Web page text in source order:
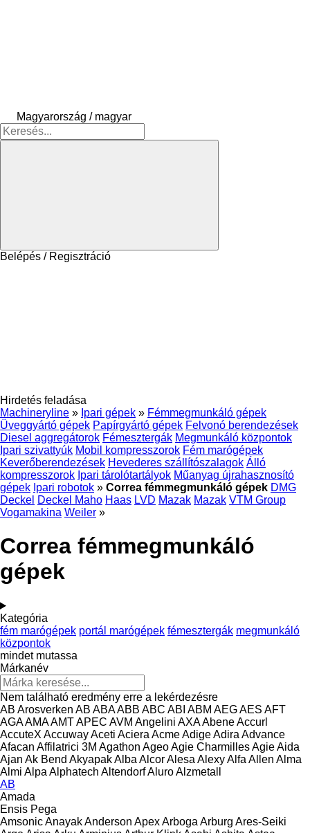
Magyarország / magyar
Belépés / Regisztráció
Hirdetés feladása
Machineryline » Ipari gépek » Fémmegmunkáló gépek
Üveggyártó gépek Papírgyártó gépek Felvonó berendezések
Diesel aggregátorok Fémesztergák Megmunkáló központok
Ipari szivattyúk Mobil kompresszorok Fém marógépek
Keverőberendezések Hevederes szállítószalagok Álló
kompresszorok Ipari tárolótartályok Műanyag újrahasznosító
gépek Ipari robotok » Correa fémmegmunkáló gépek DMG
Deckel Deckel Maho Haas LVD Mazak Mazak VTM Group
Vogamakina Weiler »
Correa fémmegmunkáló
gépek
Kategória
fém marógépek portál marógépek fémesztergák megmunkáló
központok
mindet mutassa
Márkanév
Nem található eredmény erre a lekérdezésre
AB Arosverken AB ABAABB ABC ABI ABM AEGAES AFT
AGAAMAAMTAPEC AVM Angelini AXAAbeneAccurl
AccuteX AccuwayAceti Aciera AcmeAdigeAdira Advance
Afacan Affilatrici 3M Agathon AgeoAgie CharmillesAgieAida
Ajan Ak Bend AkyapakAlba AlcorAlesa AlexyAlfa Allen Alma
Almi Alpa Alphatech AltendorfAluroAlzmetall
AB
Amada
Ensis Pega
AmsonicAnayakAnderson ApexArboga Arburg Ares-Seiki